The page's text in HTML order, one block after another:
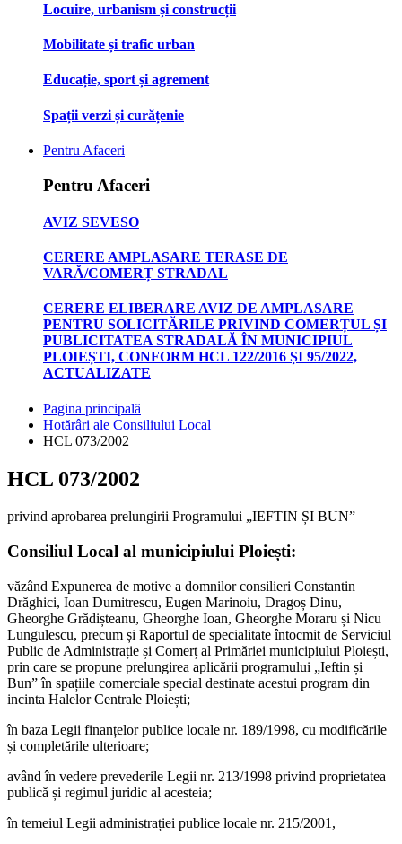
Locuire, urbanism și construcții
Mobilitate și trafic urban
Educație, sport și agrement
Spații verzi și curățenie
Pentru Afaceri
Pentru Afaceri
AVIZ SEVESO
CERERE AMPLASARE TERASE DE
VARĂ/COMERȚ STRADAL
CERERE ELIBERARE AVIZ DE AMPLASARE
PENTRU SOLICITĂRILE PRIVIND COMERȚUL ȘI
PUBLICITATEA STRADALĂ ÎN MUNICIPIUL
PLOIEȘTI, CONFORM HCL 122/2016 ȘI 95/2022,
ACTUALIZATE
Pagina principală
Hotărâri ale Consiliului Local
HCL 073/2002
HCL 073/2002
privind aprobarea prelungirii Programului „IEFTIN ȘI BUN”
Consiliul Local al municipiului Ploiești:
văzând Expunerea de motive a domnilor consilieri Constantin
Drăghici, Ioan Dumitrescu, Eugen Marinoiu, Dragoș Dinu,
Gheorghe Grădișteanu, Gheorghe Ioan, Gheorghe Moraru și Nicu
Lungulescu, precum și Raportul de specialitate întocmit de Serviciul
Public de Administrație și Comerț al Primăriei municipiului Ploiești,
prin care se propune prelungirea aplicării programului „Ieftin și
Bun” în spațiile comerciale special destinate acestui program din
incinta Halelor Centrale Ploiești;
în baza Legii finanțelor publice locale nr. 189/1998, cu modificările
și completările ulterioare;
având în vedere prevederile Legii nr. 213/1998 privind proprietatea
publică și regimul juridic al acesteia;
în temeiul Legii administrației publice locale nr. 215/2001,